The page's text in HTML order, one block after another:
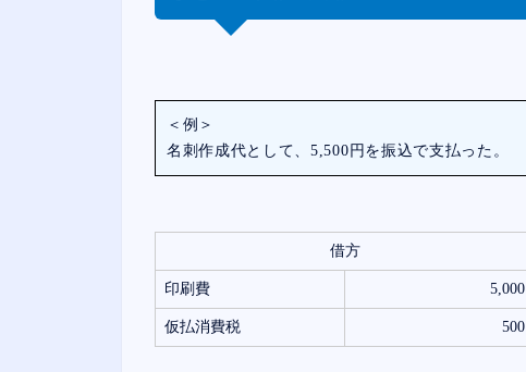
＜例＞
名刺作成代として、5,500円を振込で支払った。
借方
印刷費 5,000
仮払消費税 500